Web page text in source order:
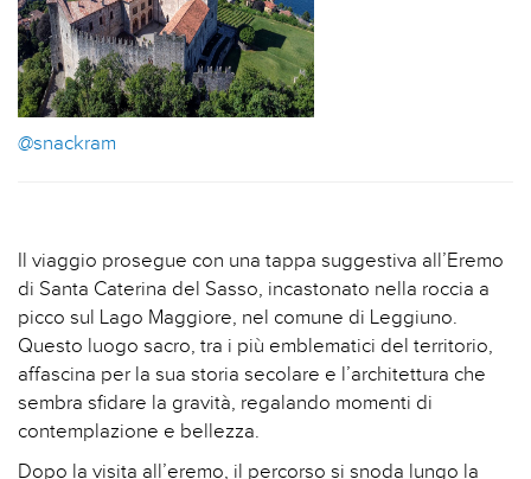
@snackram
Il viaggio prosegue con una tappa suggestiva all’Eremo
di Santa Caterina del Sasso, incastonato nella roccia a
picco sul Lago Maggiore, nel comune di Leggiuno.
Questo luogo sacro, tra i più emblematici del territorio,
affascina per la sua storia secolare e l’architettura che
sembra sfidare la gravità, regalando momenti di
contemplazione e bellezza.
Dopo la visita all’eremo, il percorso si snoda lungo la